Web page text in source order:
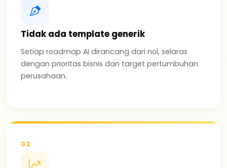
Tidak ada template generik
Setiap roadmap AI dirancang dari nol, selaras
dengan prioritas bisnis dan target pertumbuhan
perusahaan.
02